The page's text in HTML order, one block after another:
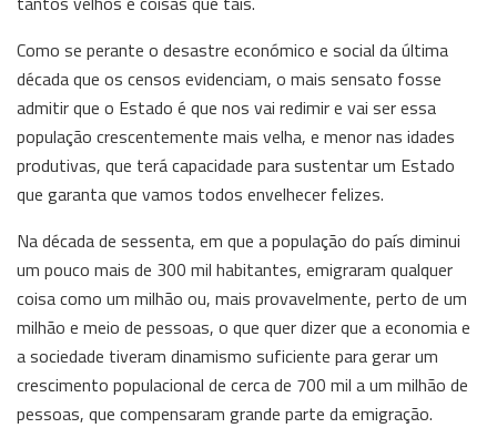
Como se perante o desastre económico e social da última
década que os censos evidenciam, o mais sensato fosse
admitir que o Estado é que nos vai redimir e vai ser essa
população crescentemente mais velha, e menor nas idades
produtivas, que terá capacidade para sustentar um Estado
que garanta que vamos todos envelhecer felizes.
Na década de sessenta, em que a população do país diminui
um pouco mais de 300 mil habitantes, emigraram qualquer
coisa como um milhão ou, mais provavelmente, perto de um
milhão e meio de pessoas, o que quer dizer que a economia e
a sociedade tiveram dinamismo suficiente para gerar um
crescimento populacional de cerca de 700 mil a um milhão de
pessoas, que compensaram grande parte da emigração.